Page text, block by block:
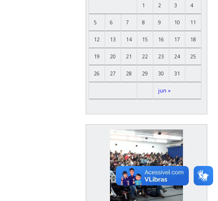
jun »
1 2 3 4
5 6 7 8 9 10 11
12 13 14 15 16 17 18
19 20 21 22 23 24 25
26 27 28 29 30 31